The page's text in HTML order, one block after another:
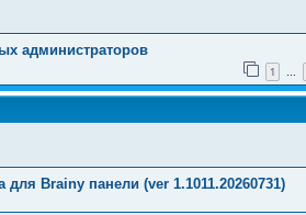
администраторов
1 …
Brainy панели (ver 1.1011.20260731)